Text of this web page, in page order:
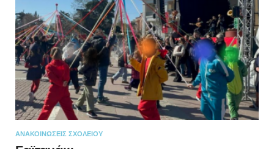
ΑΝΑΚΟΙΝΏΣΕΙΣ ΣΧΟΛΕΊΟΥ